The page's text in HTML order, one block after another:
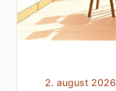
2. august 2026